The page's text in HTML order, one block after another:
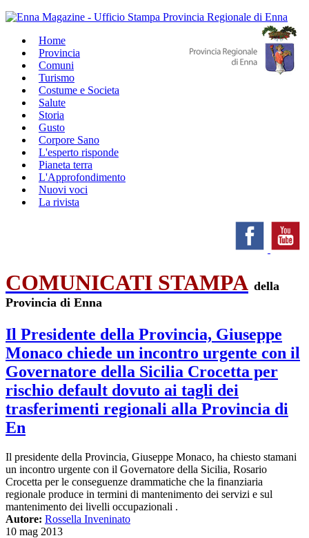
Home
Provincia
Comuni
Turismo
Costume e Societa
Salute
Storia
Gusto
Corpore Sano
L'esperto risponde
Pianeta terra
L'Approfondimento
Nuovi voci
La rivista
COMUNICATI STAMPA della
Provincia di Enna
Il Presidente della Provincia, Giuseppe
Monaco chiede un incontro urgente con il
Governatore della Sicilia Crocetta per
rischio default dovuto ai tagli dei
trasferimenti regionali alla Provincia di
En
Il presidente della Provincia, Giuseppe Monaco, ha chiesto stamani
un incontro urgente con il Governatore della Sicilia, Rosario
Crocetta per le conseguenze drammatiche che la finanziaria
regionale produce in termini di mantenimento dei servizi e sul
mantenimento dei livelli occupazionali .
Autore: Rossella Inveninato
10 mag 2013